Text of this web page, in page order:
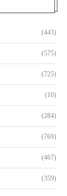
(443)
(575)
(725)
(10)
(284)
(769)
(467)
(359)